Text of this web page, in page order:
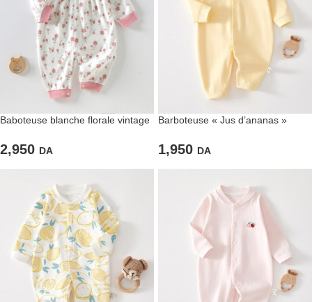
Baboteuse blanche florale vintage
2,950 DA
Barboteuse « Jus d’ananas »
1,950 DA